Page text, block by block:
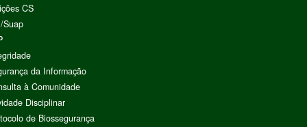
CS
Suap
da Informação
à Comunidade
Disciplinar
de Biossegurança